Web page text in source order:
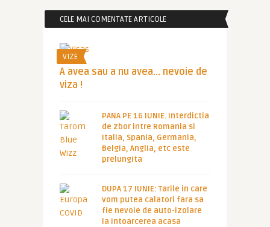
CELE MAI COMENTATE ARTICOLE
VIZE
A avea sau a nu avea… nevoie de
viza !
PANA PE 16 IUNIE. Interdictia
de zbor intre Romania si
Italia, Spania, Germania,
Belgia, Anglia, etc este
prelungita
DUPA 17 IUNIE: Tarile in care
vom putea calatori fara sa
fie nevoie de auto-izolare
la intoarcerea acasa